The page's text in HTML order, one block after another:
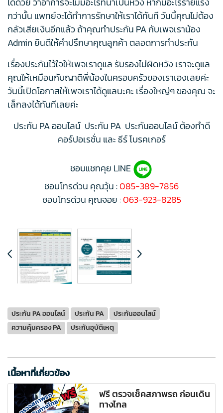
กว่านั้น แพทย์จะได้ทำการรักษาให้เราได้ทันที วันนี้คุณไม่ต้อง
กลัวเสียเงินอีกแล้ว ถ้าคุณทำประกัน PA กับเพจเราน้อง
Admin ยินดีให้คำปรึกษาคุณลูกค้า ตลอดการทำประกัน
เรื่องประกันไว้ใจให้เพจเราดูแล รับรองไม่ผิดหวัง เราจะดูแล
คุณให้เหมือนกับญาติพี่น้องในครอบครัวของเราเองเลยค่ะ
วันนี้เปิดโอกาสให้เพจเราได้ดูแลนะคะ เรื่องใหญ่ๆ ของคุณ จะ
เล็กลงได้ทันทีเลยค่ะ
ประกัน PA ออนไลน์ ประกัน PA ประกันออนไลน์ ต้องทำดี
คอร์ปอเรชั่น และ ธีร์ โบรคเกอร์
ชอบแชทคุย LINE
ชอบโทรด่วน คุณวุ้น :085-389-7856
ชอบโทรด่วน คุณจอย :063-923-8285
ประกัน PA ออนไลน์ ประกัน PA
ประกันออนไลน์
ความคุ้มครอง PA
ประกันอุบัติเหตุ
เนื้อหาที่เกี่ยวข้อง
ฟรี ตรวจเช็คสภาพรถ ก่อนเดิน
ทางไกล